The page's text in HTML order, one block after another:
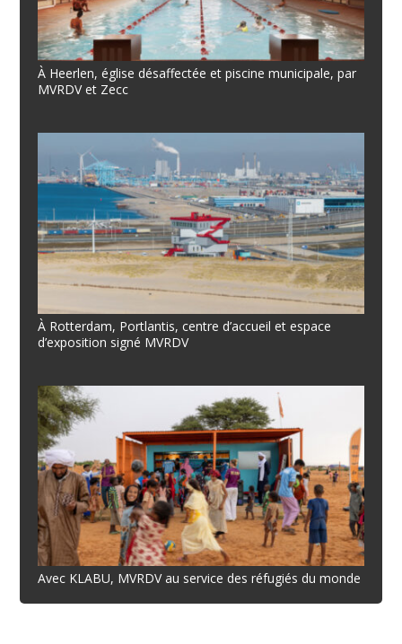
À Heerlen, église désaffectée et piscine municipale, par
MVRDV et Zecc
À Rotterdam, Portlantis, centre d’accueil et espace
d’exposition signé MVRDV
Avec KLABU, MVRDV au service des réfugiés du monde